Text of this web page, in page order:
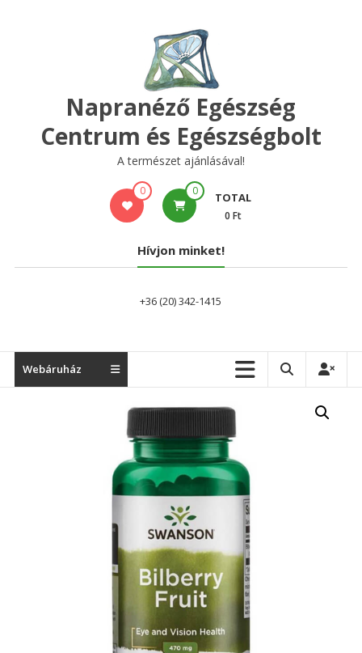
Napranéző Egészség
Centrum és Egészségbolt
A természet ajánlásával!
0 0 TOTAL
0 Ft
Hívjon minket!
+36 (20) 342-1415
Webáruház